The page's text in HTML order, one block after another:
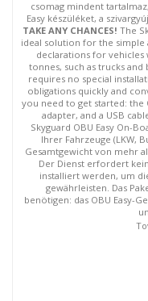
csomag mindent
Easy készüléket, a
TAKE ANY CHANCES! The
ideal solution for the simple
declarations for vehicles
tonnes, such as trucks and
requires no special
obligations quickly and
you need to get started: the
adapter, and a USB
Skyguard OBU Easy On-
Ihrer Fahrzeuge (LKW,
Gesamtgewicht von mehr
Der Dienst erfordert
installiert werden, um
gewährleisten. Das
benötigen: das OBU Easy-